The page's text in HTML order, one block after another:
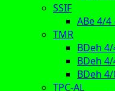
SSIF
ABe 4/4
TMR
BDeh
BDeh 4/
BDeh
TPC-AL